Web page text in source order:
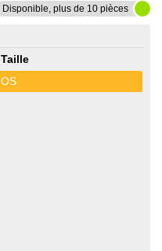
Disponible, plus de 10 pièces
Taille
OS